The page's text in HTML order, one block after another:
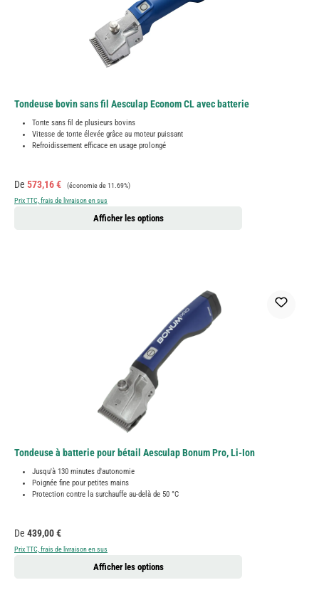
Tondeuse bovin sans fil Aesculap Econom CL avec batterie
Tonte sans fil de plusieurs bovins
Vitesse de tonte élevée grâce au moteur puissant
Refroidissement efficace en usage prolongé
Prix de vente :
De 573,16 € Prix régulier :
(économie de 11.69%)
Prix TTC, frais de livraison en sus
Afficher les options
Tondeuse à batterie pour bétail Aesculap Bonum Pro, Li-Ion
Jusqu'à 130 minutes d'autonomie
Poignée fine pour petites mains
Protection contre la surchauffe au-delà de 50 °C
Prix régulier :
De 439,00 €
Prix TTC, frais de livraison en sus
Afficher les options